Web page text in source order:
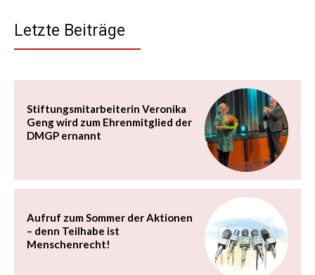
Letzte Beiträge
Stiftungsmitarbeiterin Veronika
Geng wird zum Ehrenmitglied der
DMGP ernannt
Aufruf zum Sommer der Aktionen
– denn Teilhabe ist
Menschenrecht!